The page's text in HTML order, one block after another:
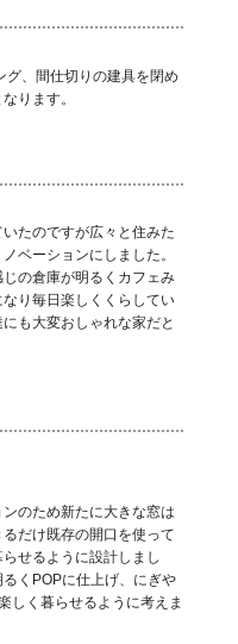
グ、間仕切りの建具を閉め
ります。
たのですが広々と住みた
ベーションにしました。
の倉庫が明るくカフェみ
り毎日楽しくくらしてい
も大変おしゃれな家だと
ンのため新たに大きな窓は
だけ既存の開口を使って
せるように設計しまし
くPOPに仕上げ、にぎや
しく暮らせるように考えま